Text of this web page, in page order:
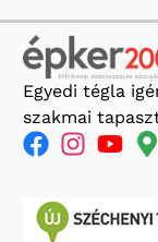
Egyedi tégla
szakmai